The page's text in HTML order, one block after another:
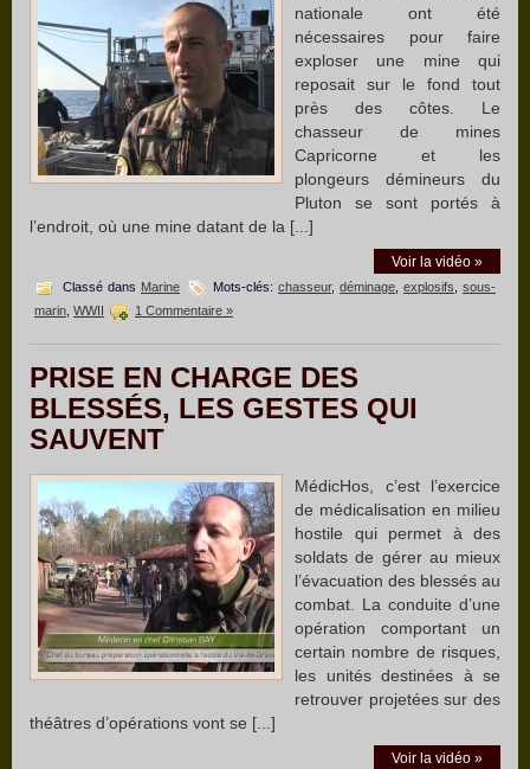
nationale ont été
nécessaires pour faire
exploser une mine qui
reposait sur le fond tout
près des côtes. Le
chasseur de mines
Capricorne et les
plongeurs démineurs du
Pluton se sont portés à
l’endroit, où une mine datant de la [...]
Voir la vidéo »
Classé dans Marine Mots-clés: chasseur, déminage explosifs
sous-
marin WWII 1 Commentaire »
PRISE EN CHARGE DES
BLESSÉS, LES GESTES QUI
SAUVENT
MédicHos, c’est l’exercice
de médicalisation en milieu
hostile qui permet à des
soldats de gérer au mieux
l’évacuation des blessés au
combat. La conduite d’une
opération comportant un
certain nombre de risques,
les unités destinées à se
retrouver projetées sur des
théâtres d’opérations vont se [...]
Voir la vidéo »